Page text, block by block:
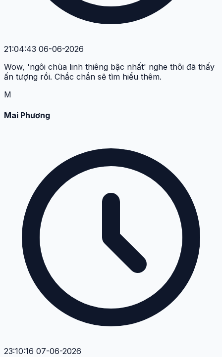
21:04:43 06-06-2026
Wow, 'ngôi chùa linh thiêng bậc nhất' nghe thôi đã thấy
ấn tượng rồi. Chắc chắn sẽ tìm hiểu thêm.
M
Mai Phương
23:10:16 07-06-2026